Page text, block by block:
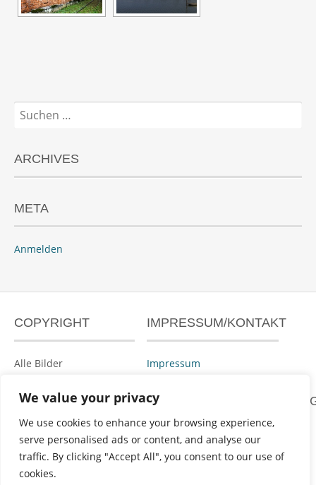
We value your privacy
We use cookies to enhance your browsing experience,
serve personalised ads or content, and analyse our
traffic. By clicking "Accept All", you consent to our use of
cookies.
Suchen
nach:
ARCHIVES
META
Anmelden
COPYRIGHT
Alle Bilder
geschützt.
IMPRESSUM/KONTAKT
Impressum
Datenschutzerklärung